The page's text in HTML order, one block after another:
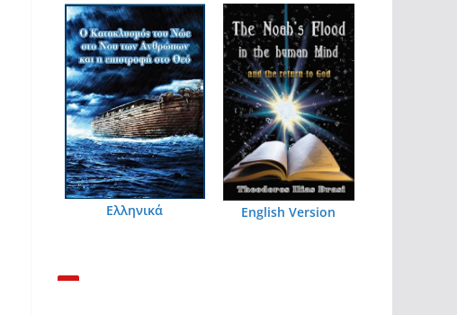
Ελληνικά English Version